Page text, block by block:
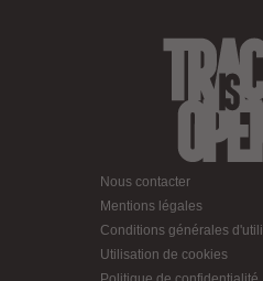
Nous contacter
Mentions légales
Conditions générales
Utilisation de cookies